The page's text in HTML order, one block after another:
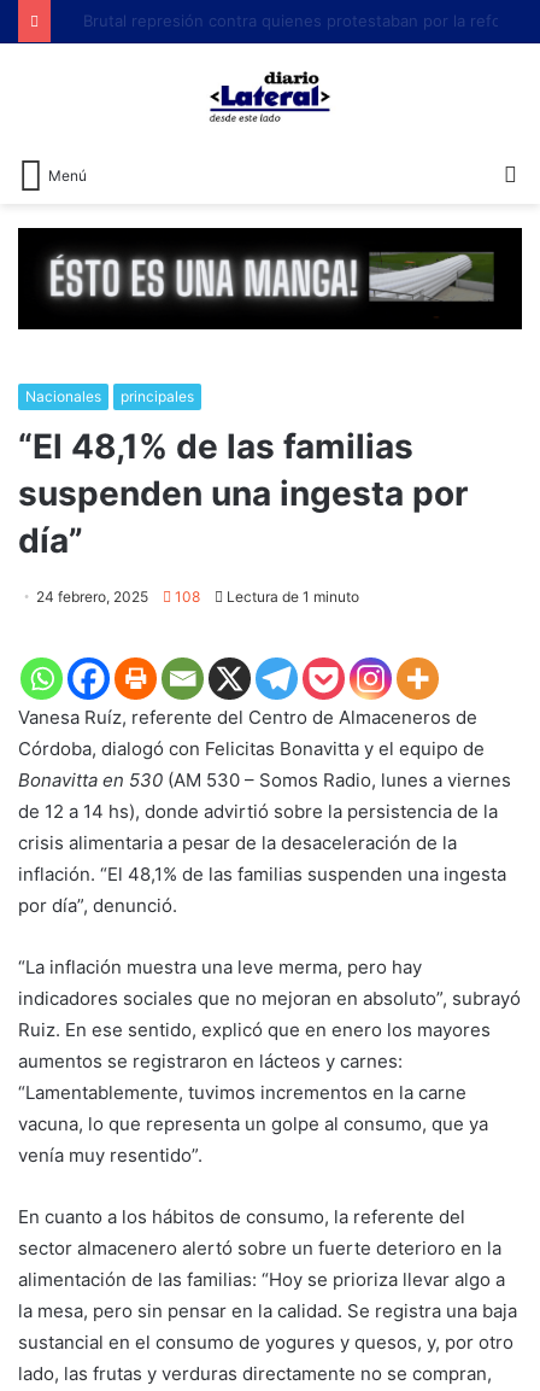
Brutal represión contra quienes protestaban por la reforma laboral de Milei
Menú
Nacionales principales
​“El 48,1% de las familias
suspenden una ingesta por
día”
24 febrero, 2025 108 Lectura de 1 minuto
Vanesa Ruíz, referente del Centro de Almaceneros de
Córdoba, dialogó con Felicitas Bonavitta y el equipo de
Bonavitta en 530 (AM 530 – Somos Radio, lunes a viernes
de 12 a 14 hs), donde advirtió sobre la persistencia de la
crisis alimentaria a pesar de la desaceleración de la
inflación. “El 48,1% de las familias suspenden una ingesta
por día”, denunció.
“La inflación muestra una leve merma, pero hay
indicadores sociales que no mejoran en absoluto”, subrayó
Ruiz. En ese sentido, explicó que en enero los mayores
aumentos se registraron en lácteos y carnes:
“Lamentablemente, tuvimos incrementos en la carne
vacuna, lo que representa un golpe al consumo, que ya
venía muy resentido”.
En cuanto a los hábitos de consumo, la referente del
sector almacenero alertó sobre un fuerte deterioro en la
alimentación de las familias: “Hoy se prioriza llevar algo a
la mesa, pero sin pensar en la calidad. Se registra una baja
sustancial en el consumo de yogures y quesos, y, por otro
lado, las frutas y verduras directamente no se compran,